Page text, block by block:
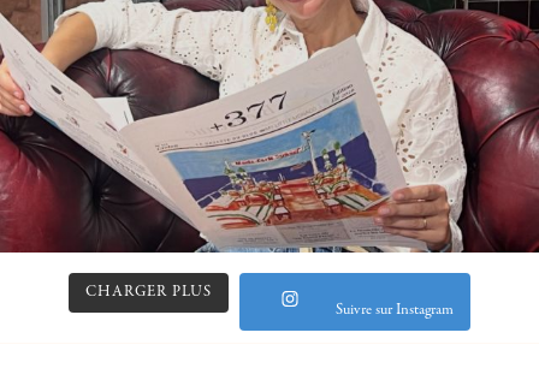
CHARGER PLUS
Suivre sur Instagram